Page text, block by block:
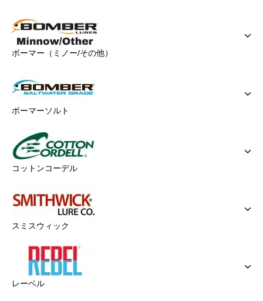
ボーマー（ミノー/その他）
ボーマーソルト
コットンコーデル
スミスウィック
レーベル